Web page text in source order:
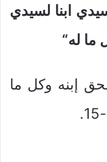
ابنا لسيدي
ما له“
إبنه وكل ما